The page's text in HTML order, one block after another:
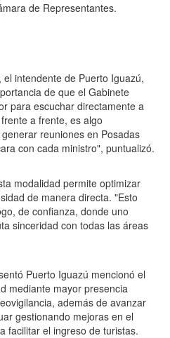
de Representantes.
intendente de Puerto Iguazú,
de que el Gabinete
para escuchar directamente a
a frente, es algo
reuniones en Posadas
con cada ministro", puntualizó.
modalidad permite optimizar
de manera directa. "Esto
de confianza, donde uno
sinceridad con todas las áreas
Puerto Iguazú mencionó el
mediante mayor presencia
además de avanzar
gestionando mejoras en el
facilitar el ingreso de turistas.